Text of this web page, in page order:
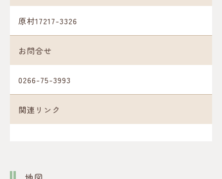
原村17217-3326
お問合せ
0266-75-3993
関連リンク